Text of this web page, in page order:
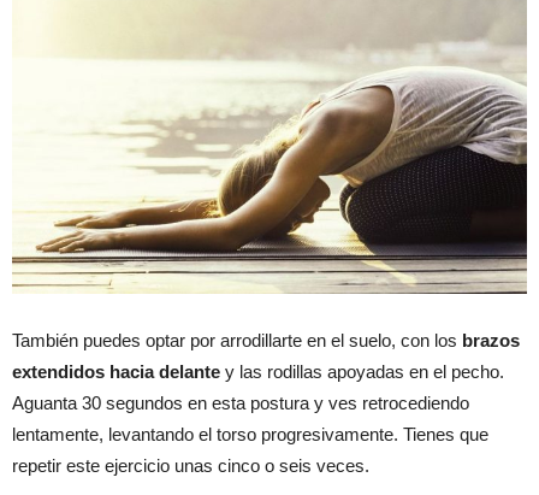
También puedes optar por arrodillarte en el suelo, con los brazos
extendidos hacia delante y las rodillas apoyadas en el pecho.
Aguanta 30 segundos en esta postura y ves retrocediendo
lentamente, levantando el torso progresivamente. Tienes que
repetir este ejercicio unas cinco o seis veces.